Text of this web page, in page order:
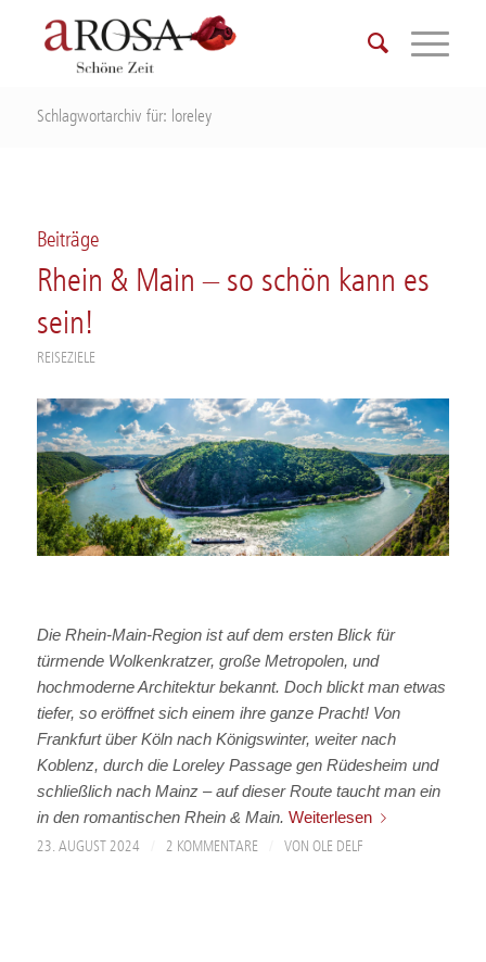
Schlagwortarchiv für: loreley
Beiträge
Rhein & Main – so schön kann es
sein!
REISEZIELE
Die Rhein-Main-Region ist auf dem ersten Blick für
türmende Wolkenkratzer, große Metropolen, und
hochmoderne Architektur bekannt. Doch blickt man etwas
tiefer, so eröffnet sich einem ihre ganze Pracht! Von
Frankfurt über Köln nach Königswinter, weiter nach
Koblenz, durch die Loreley Passage gen Rüdesheim und
schließlich nach Mainz – auf dieser Route taucht man ein
in den romantischen Rhein & Main. Weiterlesen
23. AUGUST 2024 2 KOMMENTARE VON OLE DELF